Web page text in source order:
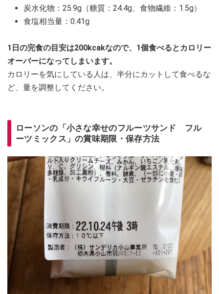
炭水化物：25.9g（糖質：24.4g、食物繊維：1.5g）
食塩相当量：0.41g
1日の完食の目安は200kcakなので、1個食べるとカロリー
オーバーになってしまいます。
カロリーを気にしている人は、半分にカットして食べるな
ど、量を調整してください。
ローソンの「小さな幸せのフルーツサンド フル
ーツミックス」の賞味期限・保存方法